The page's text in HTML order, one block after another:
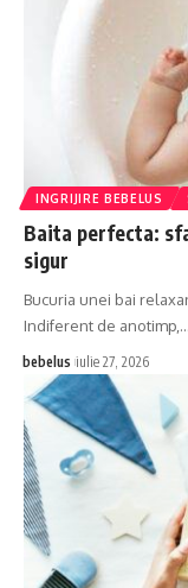
INGRIJIRE BEBELUS
Baita perfecta:
sigur
Bucuria unei bai
Indiferent de anotimp,…
bebelus iulie 27, 2026